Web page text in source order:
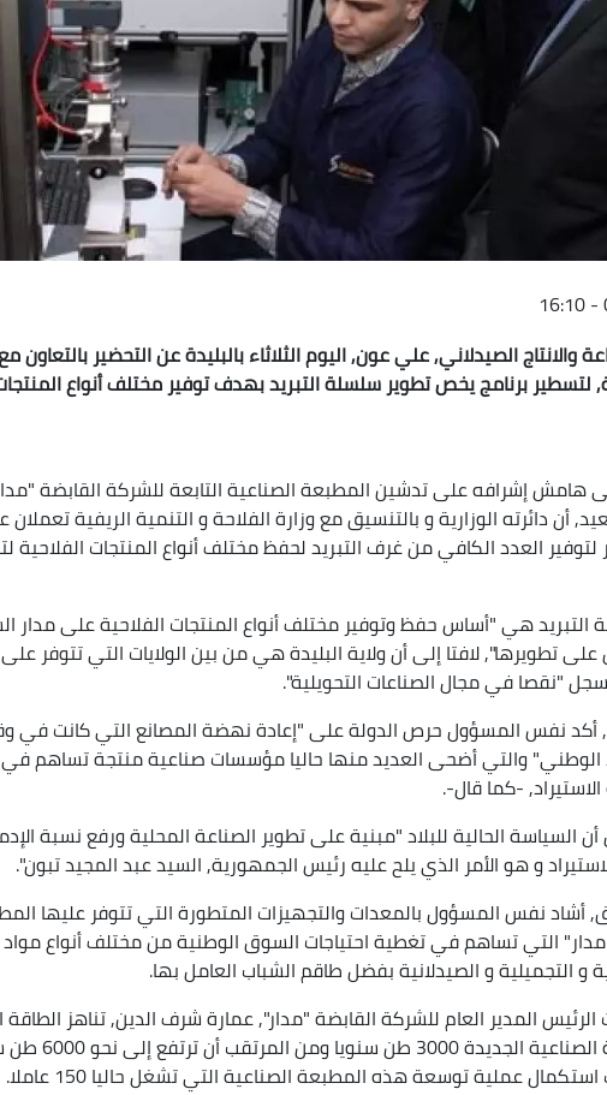
والانتاج الصيدلاني, علي عون, اليوم الثلاثاء بالبليدة عن التحضير بالتعاون
لتسطير برنامج يخص تطوير سلسلة التبريد بهدف توفير مختلف أنواع
هامش إشرافه على تدشين المطبعة الصناعية التابعة للشركة القابضة
أن دائرته الوزارية و بالتنسيق مع وزارة الفلاحة و التنمية الريفية
لتوفير العدد الكافي من غرف التبريد لحفظ مختلف أنواع المنتجات الفلاحية
هي "أساس حفظ وتوفير مختلف أنواع المنتجات الفلاحية على
تطويرها", لافتا إلى أن ولاية البليدة هي من بين الولايات التي تتوفر
"نقصا في مجال الصناعات التحويلية".
نفس المسؤول حرص الدولة على "إعادة نهضة المصانع التي كانت في
الوطني" والتي أضحى العديد منها حاليا مؤسسات صناعية منتجة تساهم
-كما قال-.
السياسة الحالية للبلاد "مبنية على تطوير الصناعة المحلية ورفع نسبة
و هو الأمر الذي يلح عليه رئيس الجمهورية, السيد عبد المجيد تبون".
أشاد نفس المسؤول بالمعدات والتجهيزات المتطورة التي تتوفر عليها
التي تساهم في تغطية احتياجات السوق الوطنية من مختلف أنواع
و التجميلية و الصيدلانية بفضل طاقم الشباب العامل بها.
المدير العام للشركة القابضة "مدار", عمارة شرف الدين, تناهز الطاقة
لهذه المؤسسة